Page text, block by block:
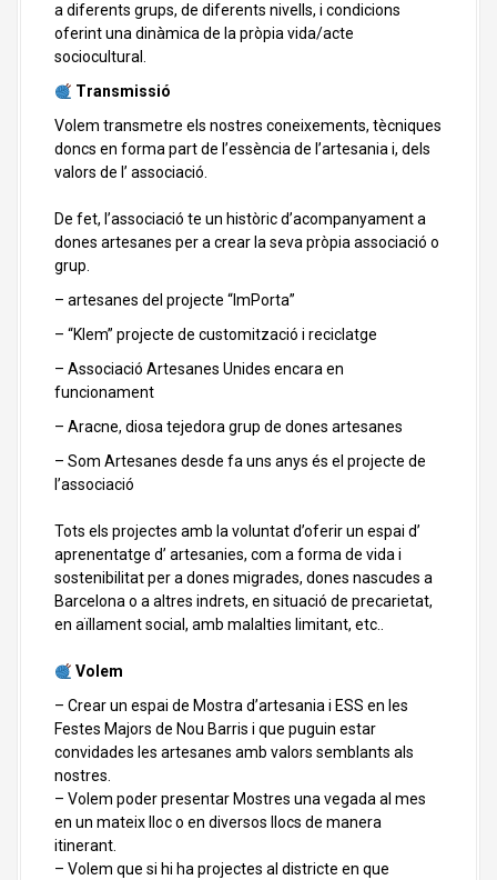
a diferents grups, de diferents nivells, i condicions
oferint una dinàmica de la pròpia vida/acte
sociocultural.
Transmissió
Volem transmetre els nostres coneixements, tècniques
doncs en forma part de l’essència de l’artesania i, dels
valors de l’ associació.
De fet, l’associació te un històric d’acompanyament a
dones artesanes per a crear la seva pròpia associació o
grup.
– artesanes del projecte “ImPorta”
– “Klem” projecte de customització i reciclatge
– Associació Artesanes Unides encara en
funcionament
– Aracne, diosa tejedora grup de dones artesanes
– Som Artesanes desde fa uns anys és el projecte de
l’associació
Tots els projectes amb la voluntat d’oferir un espai d’
aprenentatge d’ artesanies, com a forma de vida i
sostenibilitat per a dones migrades, dones nascudes a
Barcelona o a altres indrets, en situació de precarietat,
en aïllament social, amb malalties limitant, etc..
Volem
– Crear un espai de Mostra d’artesania i ESS en les
Festes Majors de Nou Barris i que puguin estar
convidades les artesanes amb valors semblants als
nostres.
– Volem poder presentar Mostres una vegada al mes
en un mateix lloc o en diversos llocs de manera
itinerant.
– Volem que si hi ha projectes al districte en que